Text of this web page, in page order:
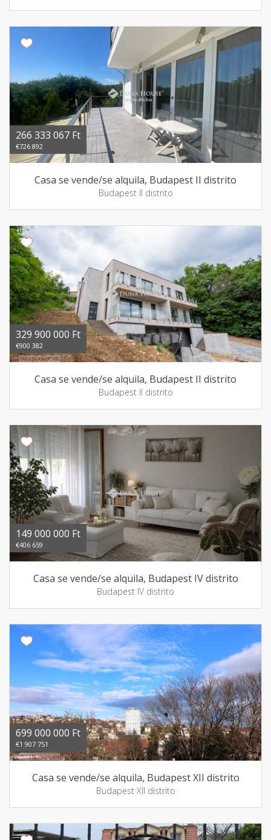
266 333 067 Ft
€726 892
Casa se vende/se alquila, Budapest II distrito
Budapest II distrito
329 900 000 Ft
€900 382
Casa se vende/se alquila, Budapest II distrito
Budapest II distrito
149 000 000 Ft
€406 659
Casa se vende/se alquila, Budapest IV distrito
Budapest IV distrito
699 000 000 Ft
€1 907 751
Casa se vende/se alquila, Budapest XII distrito
Budapest XII distrito